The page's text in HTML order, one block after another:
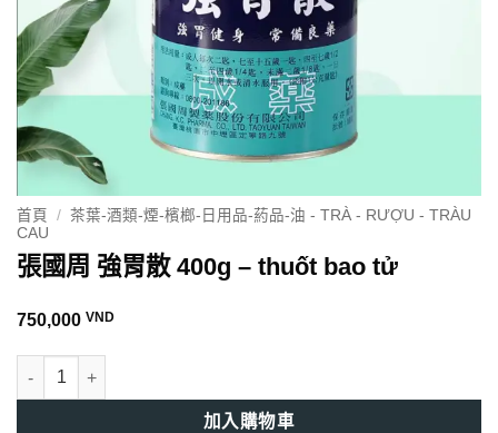
首頁 / 茶葉-酒類-煙-檳榔-日用品-葯品-油 - TRÀ - RƯỢU - TRÀU
CAU
張國周 強胃散 400g – thuốt bao tử
750,000 VND
張國周 強胃散 400g - thuốt bao tử 數量
加入購物車